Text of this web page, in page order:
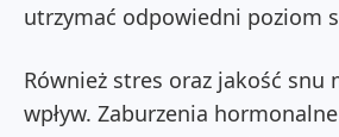
utrzymać odpowiedni poziom
Również stres oraz jakość snu
wpływ. Zaburzenia